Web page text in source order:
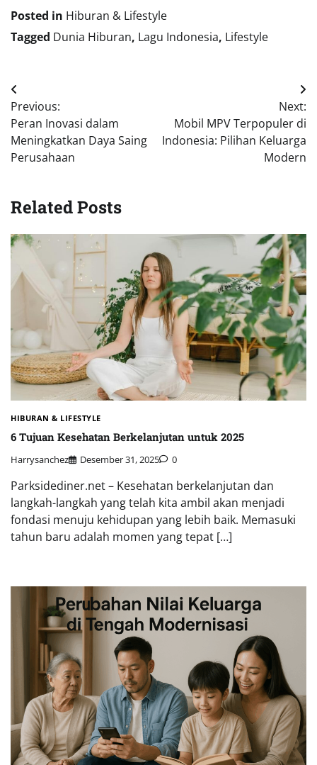
Posted in Hiburan & Lifestyle
Tagged Dunia Hiburan, Lagu Indonesia, Lifestyle
Navigasi
pos
Previous:
Peran Inovasi dalam
Meningkatkan Daya Saing
Perusahaan
Next:
Mobil MPV Terpopuler di
Indonesia: Pilihan Keluarga
Modern
Related Posts
HIBURAN & LIFESTYLE
6 Tujuan Kesehatan Berkelanjutan untuk 2025
Harrysanchez Desember 31, 2025 0
Parksidediner.net – Kesehatan berkelanjutan dan
langkah-langkah yang telah kita ambil akan menjadi
fondasi menuju kehidupan yang lebih baik. Memasuki
tahun baru adalah momen yang tepat […]